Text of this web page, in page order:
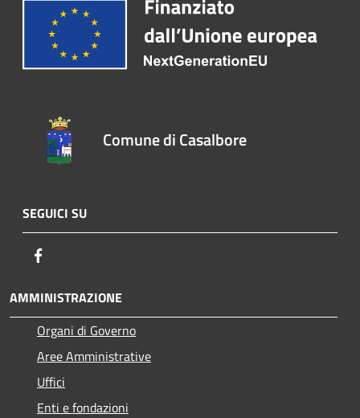
Comune di Casalbore
SEGUICI SU
AMMINISTRAZIONE
Organi di Governo
Aree Amministrative
Uffici
Enti e fondazioni